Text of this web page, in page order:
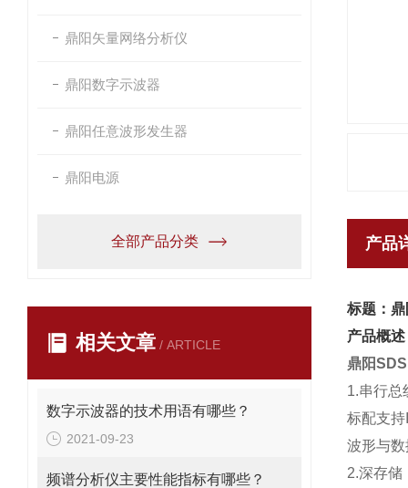
鼎阳矢量网络分析仪
鼎阳数字示波器
鼎阳任意波形发生器
鼎阳电源
全部产品分类
相关文章 / ARTICLE
数字示波器的技术用语有哪些？
2021-09-23
频谱分析仪主要性能指标有哪些？
产品
标题：
产品概述
鼎阳
1.串行总
标配支
波形与
2.深存储